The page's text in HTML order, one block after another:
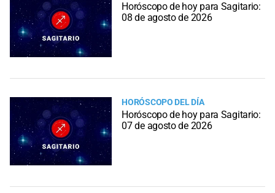
Horóscopo de hoy para Sagitario:
08 de agosto de 2026
HORÓSCOPO DEL DÍA
Horóscopo de hoy para Sagitario:
07 de agosto de 2026